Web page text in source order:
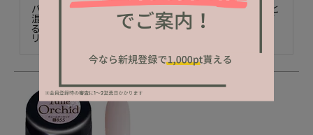
パステルなミントカラーです。そのままも綺麗ですが、緑と
混ぜると更に綺麗なエメラルドグリーンになります。混ぜ
る量によって濃さが変化するのでフットネイルにもピッタ
リです。